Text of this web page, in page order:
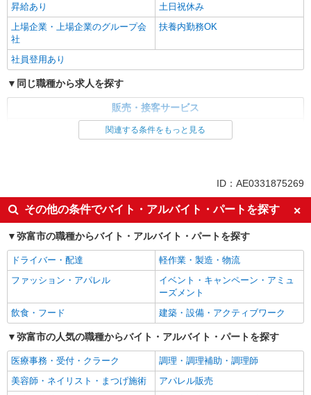
昇給あり
土日祝休み
上場企業・上場企業のグループ会
社
扶養内勤務OK
社員登用あり
同じ職種から求人を探す
販売・接客サービス
土日祝休み
上場企業・上場企業のグループ会
社
扶養内勤務OK
社員登用あり
関連する条件をもっと見る
ID：AE0331875269
その他の条件でバイト・アルバイト・パートを探す
弥富市の職種からバイト・アルバイト・パートを探す
ドライバー・配達
軽作業・製造・物流
ファッション・アパレル
イベント・キャンペーン・アミュ
ーズメント
飲食・フード
建築・設備・アクティブワーク
弥富市の人気の職種からバイト・アルバイト・パートを探す
医療事務・受付・クラーク
調理・調理補助・調理師
美容師・ネイリスト・まつげ施術
アパレル販売